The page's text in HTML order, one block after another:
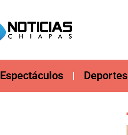
Espectáculos Deportes